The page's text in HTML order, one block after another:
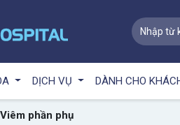
DỊCH VỤ DÀNH CHO
Viêm phần phụ